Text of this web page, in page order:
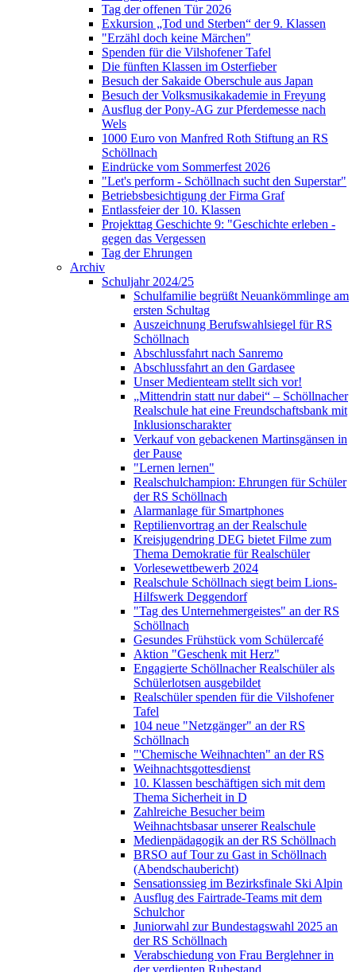
Tag der offenen Tür 2026
Exkursion „Tod und Sterben“ der 9. Klassen
"Erzähl doch keine Märchen"
Spenden für die Vilshofener Tafel
Die fünften Klassen im Osterfieber
Besuch der Sakaide Oberschule aus Japan
Besuch der Volksmusikakademie in Freyung
Ausflug der Pony-AG zur Pferdemesse nach
Wels
1000 Euro von Manfred Roth Stiftung an RS
Schöllnach
Eindrücke vom Sommerfest 2026
"Let's perform - Schöllnach sucht den Superstar"
Betriebsbesichtigung der Firma Graf
Entlassfeier der 10. Klassen
Projekttag Geschichte 9: "Geschichte erleben -
gegen das Vergessen
Tag der Ehrungen
Archiv
Schuljahr 2024/25
Schulfamilie begrüßt Neuankömmlinge am
ersten Schultag
Auszeichnung Berufswahlsiegel für RS
Schöllnach
Abschlussfahrt nach Sanremo
Abschlussfahrt an den Gardasee
Unser Medienteam stellt sich vor!
„Mittendrin statt nur dabei“ – Schöllnacher
Realschule hat eine Freundschaftsbank mit
Inklusionscharakter
Verkauf von gebackenen Martinsgänsen in
der Pause
"Lernen lernen"
Realschulchampion: Ehrungen für Schüler
der RS Schöllnach
Alarmanlage für Smartphones
Reptilienvortrag an der Realschule
Kreisjugendring DEG bietet Filme zum
Thema Demokratie für Realschüler
Vorlesewettbewerb 2024
Realschule Schöllnach siegt beim Lions-
Hilfswerk Deggendorf
"Tag des Unternehmergeistes" an der RS
Schöllnach
Gesundes Frühstück vom Schülercafé
Aktion "Geschenk mit Herz"
Engagierte Schöllnacher Realschüler als
Schülerlotsen ausgebildet
Realschüler spenden für die Vilshofener
Tafel
104 neue "Netzgänger" an der RS
Schöllnach
"'Chemische Weihnachten" an der RS
Weihnachtsgottesdienst
10. Klassen beschäftigen sich mit dem
Thema Sicherheit in D
Zahlreiche Besucher beim
Weihnachtsbasar unserer Realschule
Medienpädagogik an der RS Schöllnach
BRSO auf Tour zu Gast in Schöllnach
(Abendschaubericht)
Sensationssieg im Bezirksfinale Ski Alpin
Ausflug des Fairtrade-Teams mit dem
Schulchor
Juniorwahl zur Bundestagswahl 2025 an
der RS Schöllnach
Verabschiedung von Frau Berglehner in
der verdienten Ruhestand